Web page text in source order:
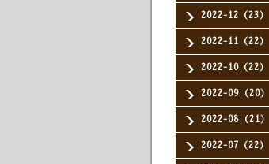
2022-12（23）
2022-11（22）
2022-10（22）
2022-09（20）
2022-08（21）
2022-07（22）